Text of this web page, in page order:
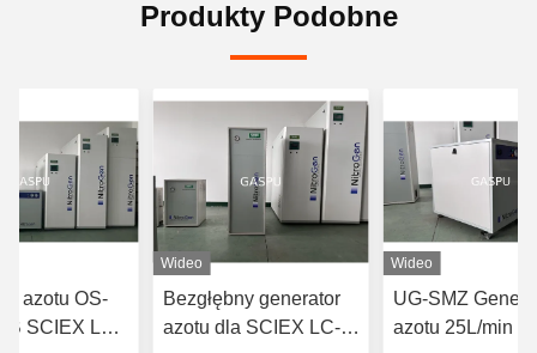
Produkty Podobne
azotu OS-
SCIEX LC-
Wideo
Bezgłębny generator
azotu dla SCIEX LC-
Wideo
UG-SMZ
azotu 25L/min